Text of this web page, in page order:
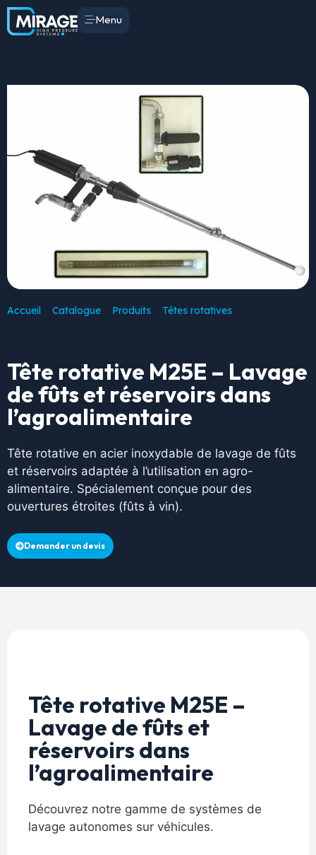
Menu
Accueil Catalogue Produits Têtes rotatives
Tête rotative M25E – Lavage
de fûts et réservoirs dans
l’agroalimentaire
Tête rotative en acier inoxydable de lavage de fûts
et réservoirs adaptée à l’utilisation en agro-
alimentaire. Spécialement conçue pour des
ouvertures étroites (fûts à vin).
Demander un devis
Tête rotative M25E –
Lavage de fûts et
réservoirs dans
l’agroalimentaire
Découvrez notre gamme de systèmes de
lavage autonomes sur véhicules.